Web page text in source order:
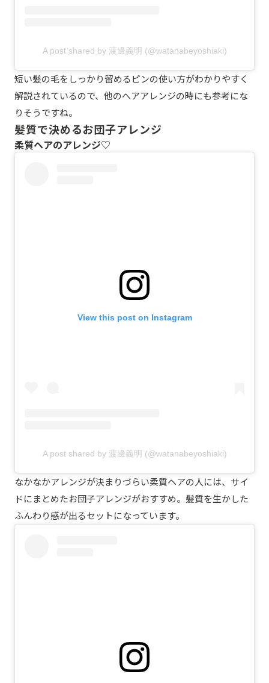
A post shared by 渡邊義明 (@watanabeyoshiaki)
短い髪の毛をしっかり留めるピンの使い方がわかりやすく
解説されているので、他のへアアレンジの時にも参考にな
りそうですね。
髪質で決めるお団子アレンジ
柔質ヘアのアレンジ♡
View this post on Instagram
A post shared by 渡邊義明 (@watanabeyoshiaki)
なかなかアレンジが決まりづらい柔質ヘアの人には、サイ
ドにまとめたお団子アレンジがおすすめ。髪質を生かした
ふんわり感が出るセットになっています。